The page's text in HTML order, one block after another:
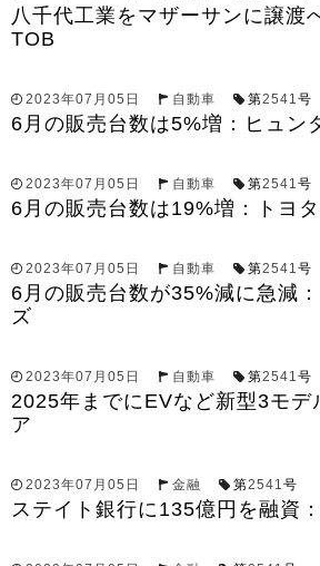
八千代工業をマザーサンに譲渡
TOB
2023年07月05日 自動車 第2541号
6月の販売台数は5%増：ヒュン
2023年07月05日 自動車 第2541号
6月の販売台数は19%増：トヨ
2023年07月05日 自動車 第2541号
6月の販売台数が35%減に急減
ズ
2023年07月05日 自動車 第2541号
2025年までにEVなど新型3モデ
ア
2023年07月05日 金融 第2541号
ステイト銀行に135億円を融資